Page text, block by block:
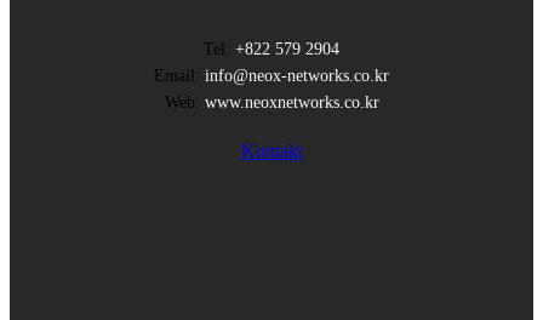
Tel: +822 579 2904
Email: info@neox-networks.co.kr
Web: www.neoxnetworks.co.kr
Kontakt